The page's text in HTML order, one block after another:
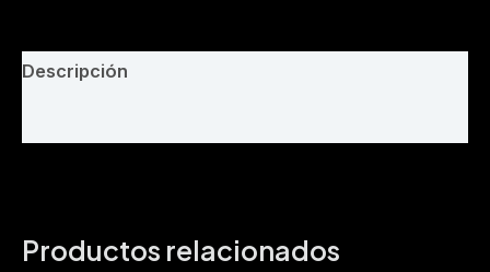
cantidad
Descripción
Productos relacionados